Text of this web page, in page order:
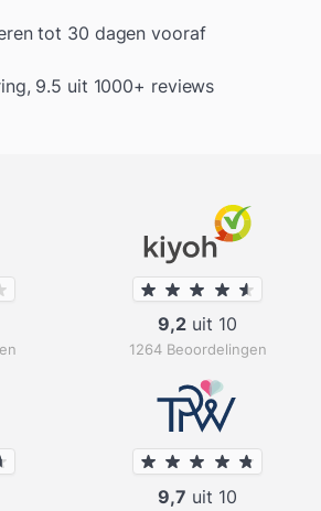
tot 30 dagen vooraf
9.5 uit 1000+ reviews
9,2 uit 10
1264 Beoordelingen
9,7 uit 10